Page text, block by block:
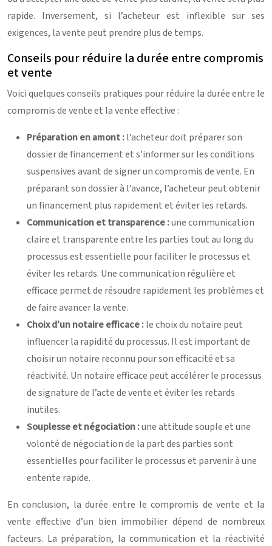
rapide. Inversement, si l’acheteur est inflexible sur ses
exigences, la vente peut prendre plus de temps.
Conseils pour réduire la durée entre compromis
et vente
Voici quelques conseils pratiques pour réduire la durée entre le
compromis de vente et la vente effective :
Préparation en amont :l’acheteur doit préparer son
dossier de financement et s’informer sur les conditions
suspensives avant de signer un compromis de vente. En
préparant son dossier à l’avance, l’acheteur peut obtenir
un financement plus rapidement et éviter les retards.
Communication et transparence :une communication
claire et transparente entre les parties tout au long du
processus est essentielle pour faciliter le processus et
éviter les retards. Une communication régulière et
efficace permet de résoudre rapidement les problèmes et
de faire avancer la vente.
Choix d’un notaire efficace :le choix du notaire peut
influencer la rapidité du processus. Il est important de
choisir un notaire reconnu pour son efficacité et sa
réactivité. Un notaire efficace peut accélérer le processus
de signature de l’acte de vente et éviter les retards
inutiles.
Souplesse et négociation :une attitude souple et une
volonté de négociation de la part des parties sont
essentielles pour faciliter le processus et parvenir à une
entente rapide.
En conclusion, la durée entre le compromis de vente et la
vente effective d’un bien immobilier dépend de nombreux
facteurs. La préparation, la communication et la réactivité